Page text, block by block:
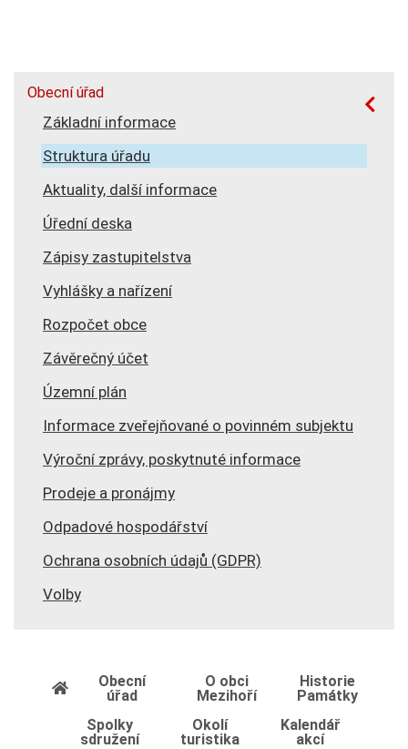
Obecní úřad
Základní informace
Struktura úřadu
Aktuality, další informace
Úřední deska
Zápisy zastupitelstva
Vyhlášky a nařízení
Rozpočet obce
Závěrečný účet
Územní plán
Informace zveřejňované o povinném subjektu
Výroční zprávy, poskytnuté informace
Prodeje a pronájmy
Odpadové hospodářství
Ochrana osobních údajů (GDPR)
Volby
Obecní
úřad
O obci
Mezihoří
Historie
Památky
Spolky
sdružení
Okolí
turistika
Kalendář
akcí